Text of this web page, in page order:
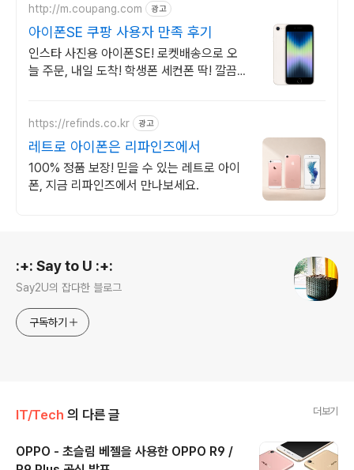
http://m.coupang.com 광고
아이폰SE 쿠팡 사용자 만족 후기
인스타 사진용 아이폰SE! 로켓배송으로 오
늘 주문, 내일 도착! 학생폰 세컨폰 딱! 깔끔
https://refinds.co.kr 광고
레트로 아이폰은 리파인즈에서
100% 정품 보장! 믿을 수 있는 레트로 아이
폰, 지금 리파인즈에서 만나보세요.
:+: Say to U :+:
Say2U의 잡다한 블로그
구독하기
IT/Tech 의 다른 글 더보기
OPPO - 초슬림 베젤을 사용한 OPPO R9 /